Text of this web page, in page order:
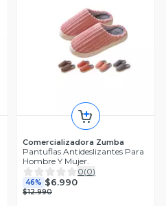
Comercializadora Zumba
Pantuflas Antideslizantes Para
Hombre Y Mujer.
0(0)
46% $6.990
$12.990